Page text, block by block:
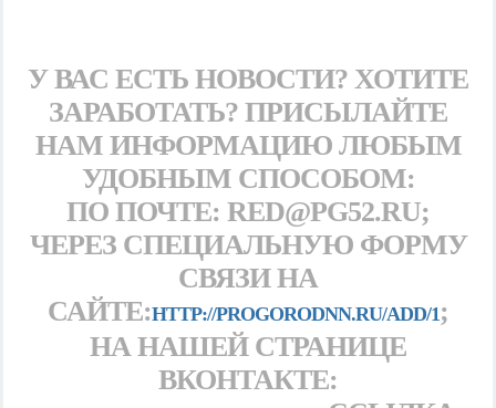
У ВАС ЕСТЬ НОВОСТИ? ХОТИТЕ
ЗАРАБОТАТЬ? ПРИСЫЛАЙТЕ
НАМ ИНФОРМАЦИЮ ЛЮБЫМ
УДОБНЫМ СПОСОБОМ:
ПО ПОЧТЕ: RED@PG52.RU;
ЧЕРЕЗ СПЕЦИАЛЬНУЮ ФОРМУ
СВЯЗИ НА
САЙТЕ:HTTP://PROGORODNN.RU/ADD/1;
НА НАШЕЙ СТРАНИЦЕ
ВКОНТАКТЕ: